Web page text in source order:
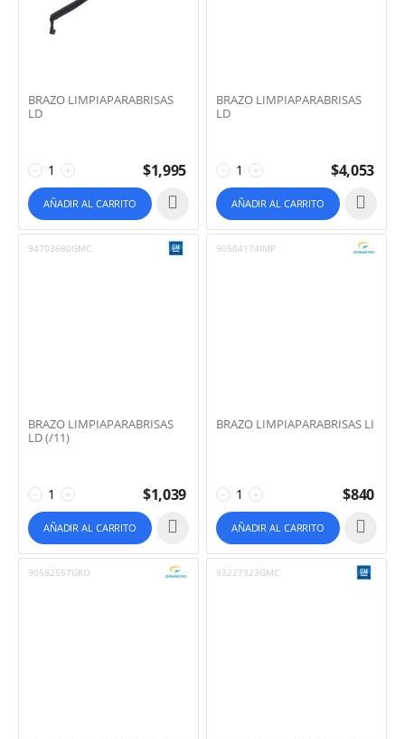
BRAZO LIMPIAPARABRISAS
LD
+
− $1,995
AÑADIR AL CARRITO
BRAZO LIMPIAPARABRISAS
LD
+
− $4,053
AÑADIR AL CARRITO
94703680GMC
BRAZO LIMPIAPARABRISAS
LD (/11)
+
− $1,039
AÑADIR AL CARRITO
90504174IMP
BRAZO LIMPIAPARABRISAS LI
+
− $840
AÑADIR AL CARRITO
90582557GRO 93227323GMC